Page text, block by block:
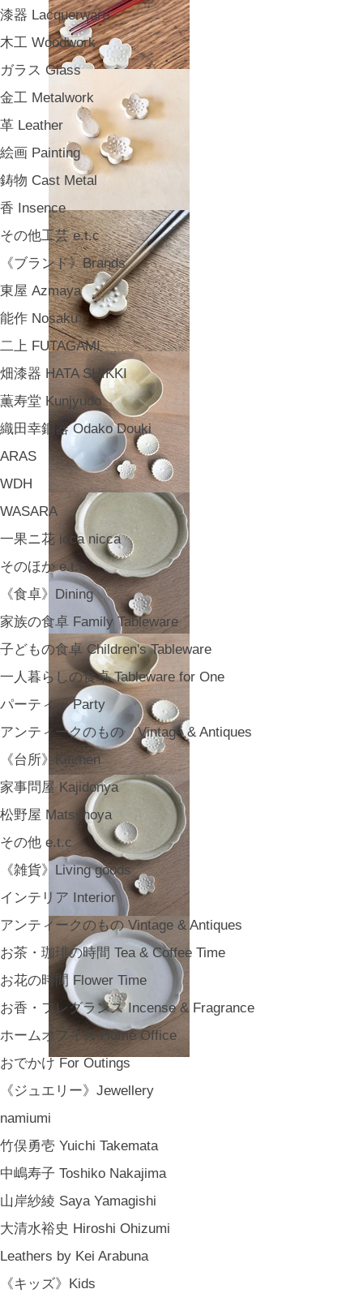
漆器 Lacquerware
木工 Woodwork
ガラス Glass
金工 Metalwork
革 Leather
絵画 Painting
鋳物 Cast Metal
香 Insence
その他工芸 e.t.c
《ブランド》Brands
東屋 Azmaya
能作 Nosaku
二上 FUTAGAMI
畑漆器 HATA SHIKKI
薫寿堂 Kunjyudo
織田幸銅器 Odako Douki
ARAS
WDH
WASARA
一果ニ花 icca nicca
そのほか e.t.c
《食卓》Dining
家族の食卓 Family Tableware
子どもの食卓 Children's Tableware
一人暮らしの食卓 Tableware for One
パーティー Party
アンティークのもの Vintage & Antiques
《台所》Kitchen
家事問屋 Kajidonya
松野屋 Matsunoya
その他 e.t.c
《雑貨》Living goods
インテリア Interior
アンティークのもの Vintage & Antiques
お茶・珈琲の時間 Tea & Coffee Time
お花の時間 Flower Time
お香・フレグランス Incense & Fragrance
ホームオフィス Home Office
おでかけ For Outings
《ジュエリー》Jewellery
namiumi
竹俣勇壱 Yuichi Takemata
中嶋寿子 Toshiko Nakajima
山岸紗綾 Saya Yamagishi
大清水裕史 Hiroshi Ohizumi
Leathers by Kei Arabuna
《キッズ》Kids